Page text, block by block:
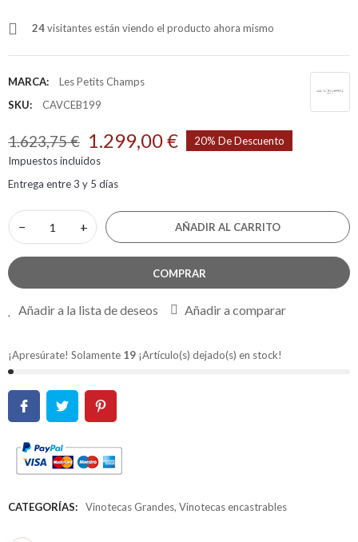
24visitantes están viendo el producto ahora mismo
MARCA:
Les Petits Champs
SKU:
CAVCEB199
1.623,75 € 1.299,00 €
20% De Descuento
Impuestos incluidos
Entrega entre 3 y 5 días
− + AÑADIR AL CARRITO
COMPRAR
Añadir a la lista de deseos Añadir a comparar
¡Apresúrate! Solamente 19 ¡Artículo(s) dejado(s) en stock!
CATEGORÍAS: Vinotecas Grandes, Vinotecas encastrables